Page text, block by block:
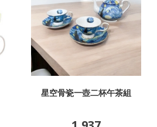
星空骨瓷一壺二杯午茶組